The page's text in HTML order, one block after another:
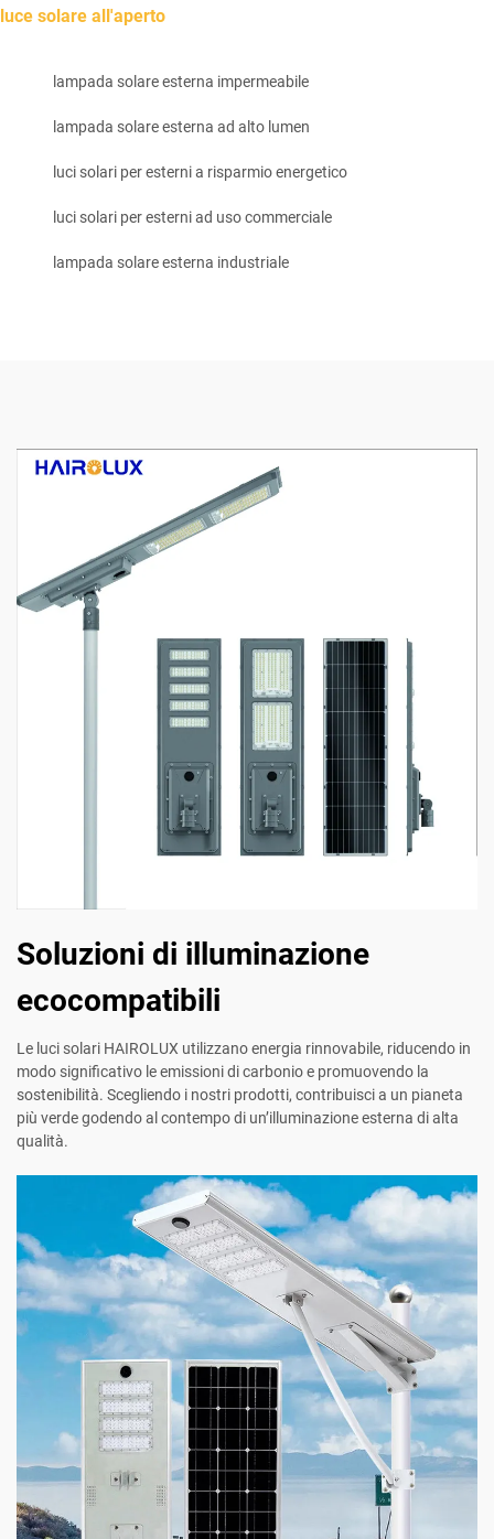
luce solare all'aperto
lampada solare esterna impermeabile
lampada solare esterna ad alto lumen
luci solari per esterni a risparmio energetico
luci solari per esterni ad uso commerciale
lampada solare esterna industriale
Soluzioni di illuminazione
ecocompatibili
Le luci solari HAIROLUX utilizzano energia rinnovabile, riducendo in
modo significativo le emissioni di carbonio e promuovendo la
sostenibilità. Scegliendo i nostri prodotti, contribuisci a un pianeta
più verde godendo al contempo di un’illuminazione esterna di alta
qualità.